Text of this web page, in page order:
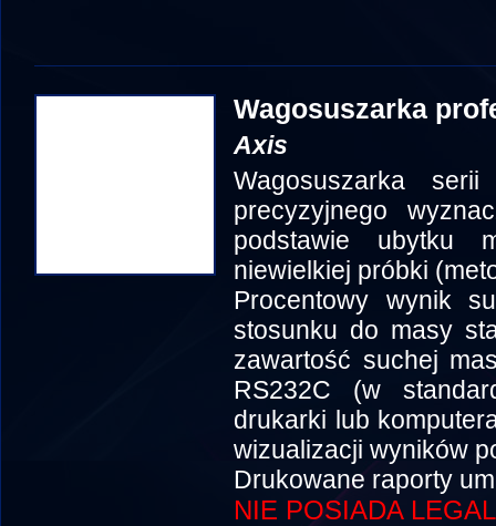
Wagosuszarka
Axis
Wagosuszarka
precyzyjnego
podstawie ubytku
niewielkiej próbki
Procentowy wynik
stosunku do masy
zawartość suchej
RS232C (w
drukarki lub
wizualizacji wyników
Drukowane raporty
NIE POSIADA